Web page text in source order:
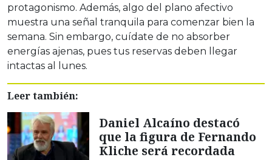
protagonismo. Además, algo del plano afectivo
muestra una señal tranquila para comenzar bien la
semana. Sin embargo, cuídate de no absorber
energías ajenas, pues tus reservas deben llegar
intactas al lunes.
Leer también:
Daniel Alcaíno destacó
que la figura de Fernando
Kliche será recordada